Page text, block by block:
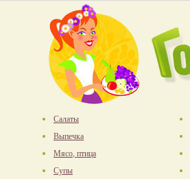
Салаты
Выпечка
Мясо, птица
Супы